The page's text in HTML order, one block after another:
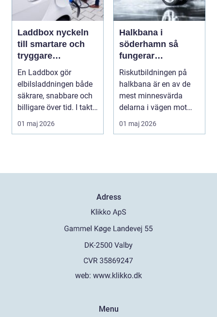
Laddbox nyckeln
till smartare och
tryggare
elbilsladdning
hemma
En Laddbox gör
elbilsladdningen både
säkrare, snabbare och
billigare över tid. I takt
med att fler s...
01 maj 2026
Halkbana i
söderhamn så
fungerar
riskutbildningen
och därför spelar
den roll
Riskutbildningen på
halkbana är en av de
mest minnesvärda
delarna i vägen mot
körkort. Många
kommer ...
01 maj 2026
Adress
web: www.klikko.dk
Menu